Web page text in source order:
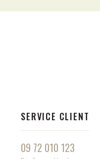
SERVICE CLIENT
09 72 010 123